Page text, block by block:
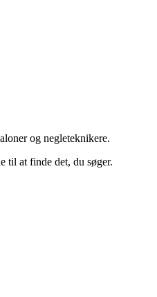
og negleteknikere.
til at finde det, du søger.